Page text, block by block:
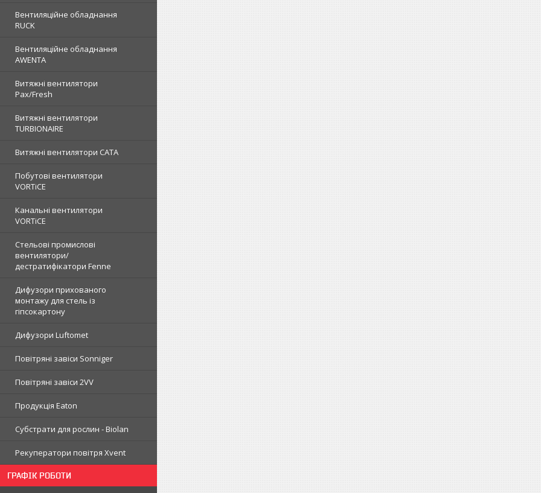
Вентиляційне обладнання
RUCK
Вентиляційне обладнання
AWENTA
Витяжні вентилятори
Pax/Fresh
Витяжні вентилятори
TURBIONAIRE
Витяжні вентилятори CATA
Побутові вентилятори
VORTiCE
Канальні вентилятори
VORTiCE
Стельові промислові
вентилятори/
дестратифікатори Fenne
Дифузори прихованого
монтажу для стель із
гіпсокартону
Дифузори Luftomet
Повітряні завіси Sonniger
Повітряні завіси 2VV
Продукція Eaton
Субстрати для рослин - Biolan
Рекуператори повітря Xvent
ГРАФІК РОБОТИ